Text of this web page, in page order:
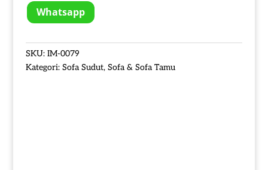
Whatsapp
SKU: IM-0079
Kategori: Sofa Sudut, Sofa & Sofa Tamu